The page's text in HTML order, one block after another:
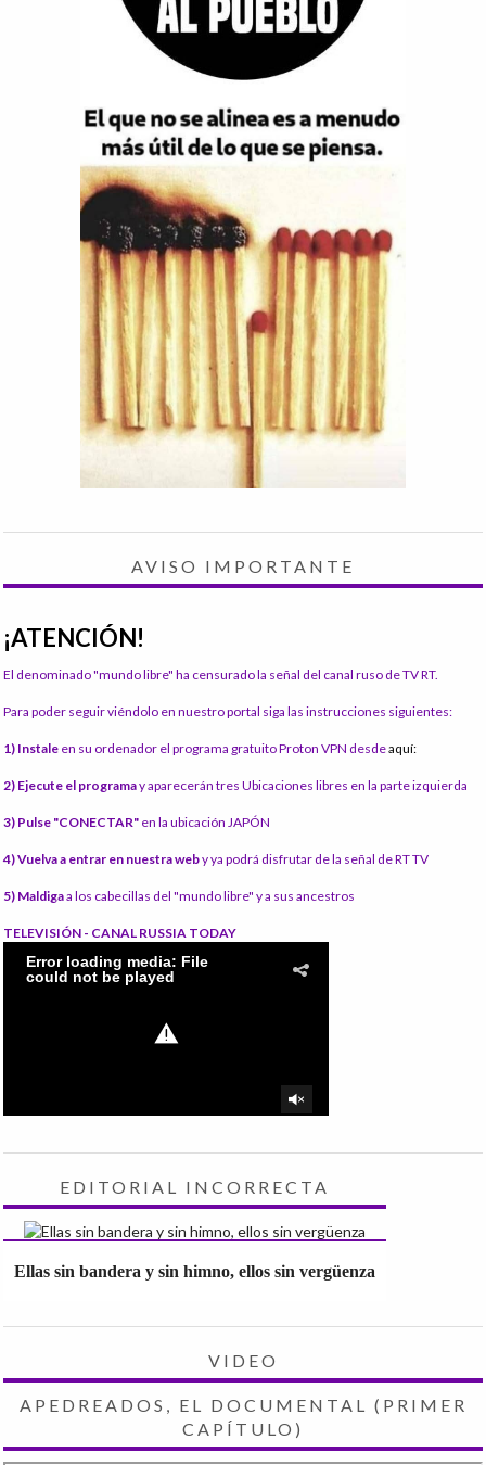
AVISO IMPORTANTE
¡ATENCIÓN!
El denominado "mundo libre" ha censurado la señal del canal ruso de TV RT.
Para poder seguir viéndolo en nuestro portal siga las instrucciones siguientes:
1) Instale en su ordenador el programa gratuito Proton VPN desdeaquí:
2) Ejecute el programay aparecerán tres Ubicaciones libres en la parte izquierda
3) Pulse "CONECTAR" en la ubicación JAPÓN
4) Vuelva a entrar en nuestra weby ya podrá disfrutar de la señal de RT TV
5) Maldigaa los cabecillas del "mundo libre" y a sus ancestros
TELEVISIÓN - CANAL RUSSIA TODAY
EDITORIAL INCORRECTA
Ellas sin bandera y sin himno, ellos sin vergüenza
VIDEO
APEDREADOS, EL DOCUMENTAL (PRIMER
CAPÍTULO)